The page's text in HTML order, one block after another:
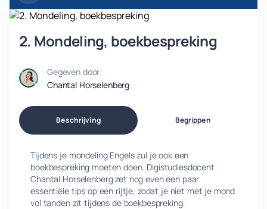
2. Mondeling, boekbespreking
Gegeven door:
Chantal Horselenberg
Beschrijving Begrippen
Tijdens je mondeling Engels zul je ook een
boekbespreking moeten doen. Digistudiesdocent
Chantal Horselenberg zet nog even een paar
essentiële tips op een rijtje, zodat je niet met je mond
vol tanden zit tijdens de boekbespreking.